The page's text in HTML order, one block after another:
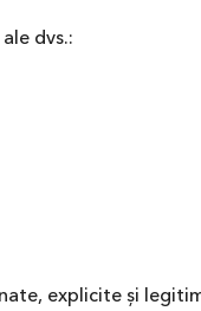
dvs.:
explicite și